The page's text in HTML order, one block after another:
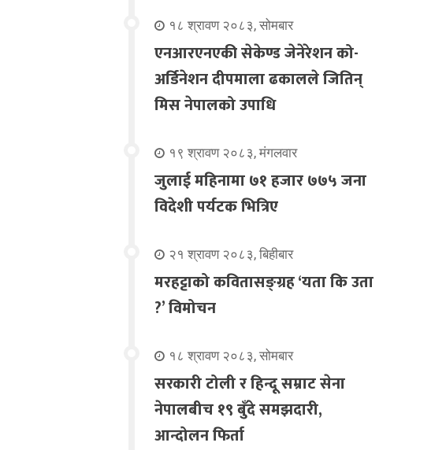
१८ श्रावण २०८३, सोमबार
एनआरएनएकी सेकेण्ड जेनेरेशन को-
अर्डिनेशन दीपमाला ढकालले जितिन्
मिस नेपालको उपाधि
१९ श्रावण २०८३, मंगलवार
जुलाई महिनामा ७१ हजार ७७५ जना
विदेशी पर्यटक भित्रिए
२१ श्रावण २०८३, बिहीबार
मरहट्टाको कवितासङ्ग्रह ‘यता कि उता
?’ विमोचन
१८ श्रावण २०८३, सोमबार
सरकारी टोली र हिन्दू सम्राट सेना
नेपालबीच १९ बुँदे समझदारी,
आन्दोलन फिर्ता